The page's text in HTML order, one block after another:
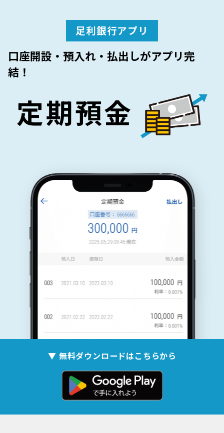
足利銀行アプリ
口座開設・預入れ・払出しがアプリ完
結！
定期預金
▼ 無料ダウンロードはこちらから